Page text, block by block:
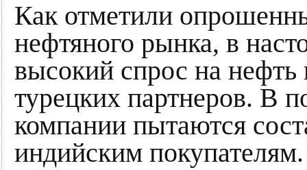
Как отметили
нефтяного рынка, в
высокий спрос на
турецких партнеров. В
компании пытаются
индийским покупателям.